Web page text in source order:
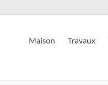
Maison Travaux